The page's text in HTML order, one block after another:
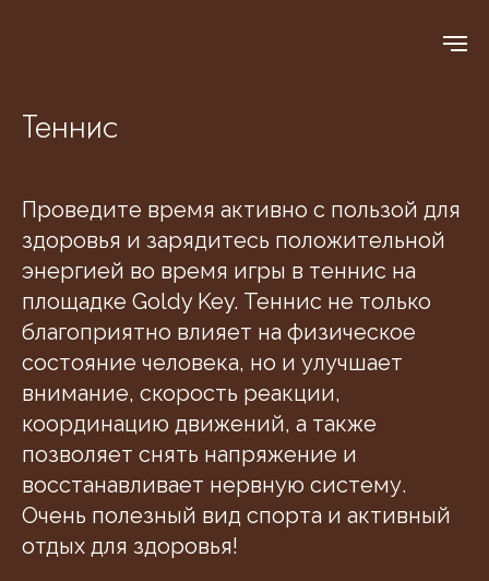
Теннис
Проведите время активно с пользой для
здоровья и зарядитесь положительной
энергией во время игры в теннис на
площадке Goldy Key. Теннис не только
благоприятно влияет на физическое
состояние человека, но и улучшает
внимание, скорость реакции,
координацию движений, а также
позволяет снять напряжение и
восстанавливает нервную систему.
Очень полезный вид спорта и активный
отдых для здоровья!